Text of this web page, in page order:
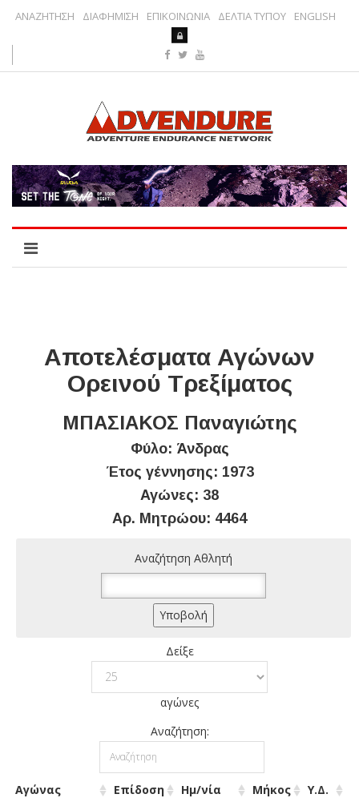
ΑΝΑΖΗΤΗΣΗ ΔΙΑΦΗΜΙΣΗ ΕΠΙΚΟΙΝΩΝΙΑ ΔΕΛΤΙΑ ΤΥΠΟΥ ENGLISH
Αποτελέσματα Αγώνων
Ορεινού Τρεξίματος
ΜΠΑΣΙΑΚΟΣ Παναγιώτης
Φύλο: Άνδρας
Έτος γέννησης: 1973
Αγώνες: 38
Αρ. Μητρώου: 4464
Αναζήτηση Αθλητή
Δείξε
αγώνες
Αναζήτηση:
Αγώνας Επίδοση Ημ/νία Μήκος
Υ.Δ.